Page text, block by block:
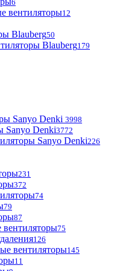
6
вентиляторы12
Blauberg50
Blauberg179
Sanyo Denki 3998
Sanyo Denki3772
Sanyo Denki226
231
372
74
79
87
75
126
вентиляторы145
11